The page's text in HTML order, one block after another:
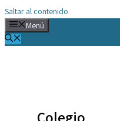
Saltar al contenido
Menú